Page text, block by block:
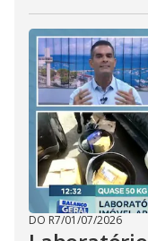
DO R7/01/07/2026